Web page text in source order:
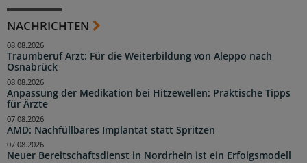
NACHRICHTEN
Traumberuf Arzt: Für die Weiterbildung von Aleppo nach
Osnabrück
08.08.2026
Anpassung der Medikation bei Hitzewellen: Praktische Tipps
für Ärzte
08.08.2026
AMD: Nachfüllbares Implantat statt Spritzen
07.08.2026
Neuer Bereitschaftsdienst in Nordrhein ist ein Erfolgsmodell
07.08.2026